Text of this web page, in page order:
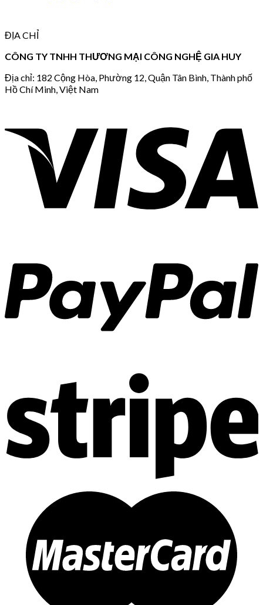
ĐỊA CHỈ
CÔNG TY TNHH THƯƠNG MẠI CÔNG NGHỆ GIA HUY
Địa chỉ: 182 Cộng Hòa, Phường 12, Quận Tân Bình, Thành phố
Hồ Chí Minh, Việt Nam